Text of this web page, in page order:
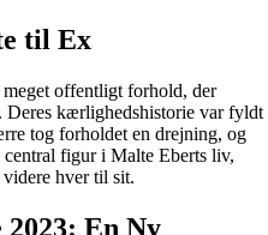
til Ex
offentligt forhold, der
Deres kærlighedshistorie var fyldt
tog forholdet en drejning, og
figur i Malte Eberts liv,
hver til sit.
En Ny